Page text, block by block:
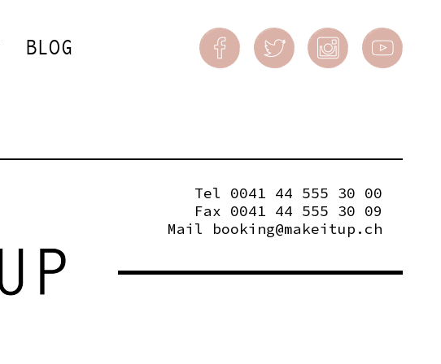
Tel 0041 44 555 30 00
Fax 0041 44 555 30 09
Mail booking@makeitup.ch
BLOG